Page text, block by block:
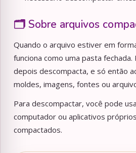
🗂️ Sobre arquivos
Quando o arquivo estiver em
funciona como uma pasta
depois descompacta, e só então
moldes, imagens, fontes ou
Para descompactar, você pode
computador ou aplicativos
compactados.